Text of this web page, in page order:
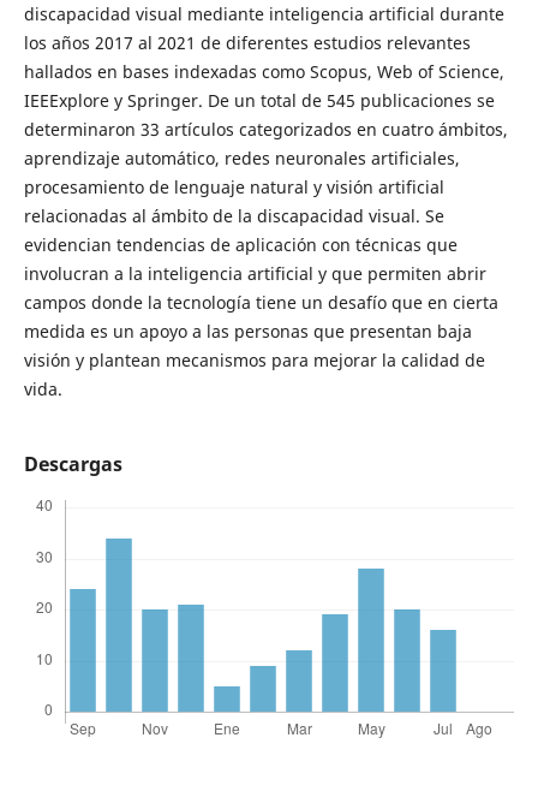
discapacidad visual mediante inteligencia artificial durante
los años 2017 al 2021 de diferentes estudios relevantes
hallados en bases indexadas como Scopus, Web of Science,
IEEExplore y Springer. De un total de 545 publicaciones se
determinaron 33 artículos categorizados en cuatro ámbitos,
aprendizaje automático, redes neuronales artificiales,
procesamiento de lenguaje natural y visión artificial
relacionadas al ámbito de la discapacidad visual. Se
evidencian tendencias de aplicación con técnicas que
involucran a la inteligencia artificial y que permiten abrir
campos donde la tecnología tiene un desafío que en cierta
medida es un apoyo a las personas que presentan baja
visión y plantean mecanismos para mejorar la calidad de
vida.
Descargas